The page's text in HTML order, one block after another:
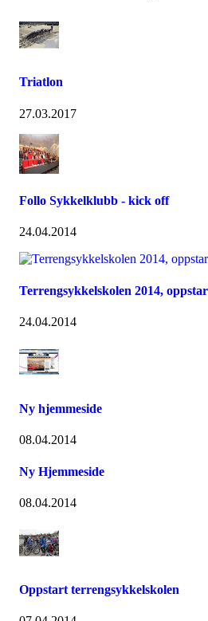
Triatlon
27.03.2017
Follo Sykkelklubb - kick off
24.04.2014
Terrengsykkelskolen 2014,
24.04.2014
Ny hjemmeside
08.04.2014
Ny Hjemmeside
08.04.2014
Oppstart terrengsykkelskolen